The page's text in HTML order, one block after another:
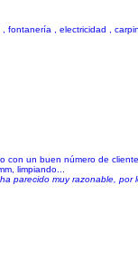
fontanería , electricidad ,
con un buen número de
limpiando...
parecido muy razonable, por